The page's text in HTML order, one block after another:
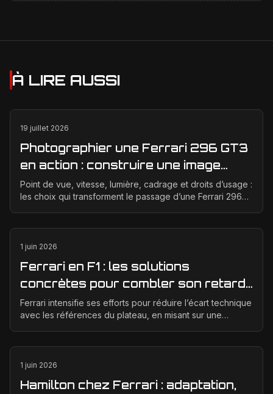
À LIRE AUSSI
19 juillet 2026
Photographier une Ferrari 296 GT3
en action : construire une image
éditoriale qui raconte la course
Point de vue, vitesse, lumière, cadrage et droits d’usage :
les choix qui transforment le passage d’une Ferrari 296
1 juin 2026
Ferrari en F1 : les solutions
concrètes pour combler son retard
technique en 2026
Ferrari intensifie ses efforts pour réduire l’écart technique
avec les références du plateau, en misant sur une
1 juin 2026
Hamilton chez Ferrari : adaptation,